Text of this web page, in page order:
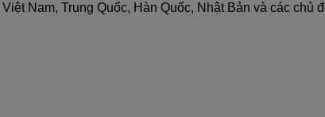
Nam, Trung Quốc, Hàn Quốc, Nhật Bản và các chủ